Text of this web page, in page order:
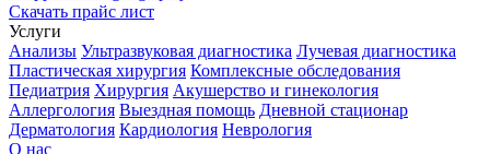
Скачать прайс лист
Услуги
Анализы Ультразвуковая диагностика Лучевая диагностика
Пластическая хирургия Комплексные обследования
Педиатрия Хирургия Акушерство и гинекология
Аллергология Выездная помощь Дневной стационар
Дерматология Кардиология Неврология
О нас